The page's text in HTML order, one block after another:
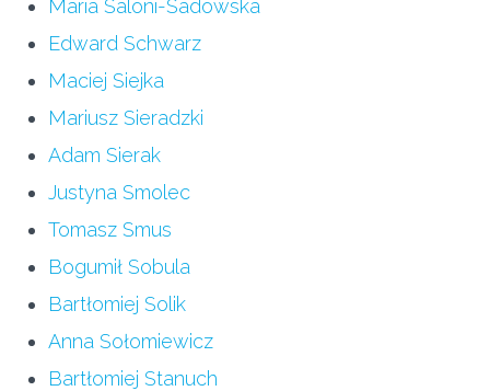
Maria Saloni-Sadowska
Edward Schwarz
Maciej Siejka
Mariusz Sieradzki
Adam Sierak
Justyna Smolec
Tomasz Smus
Bogumił Sobula
Bartłomiej Solik
Anna Sołomiewicz
Bartłomiej Stanuch